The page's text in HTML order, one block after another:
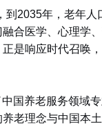
到 2035年，老年人
合医学、心理学
是响应时代召唤
国养老服务领域
老理念与中国本